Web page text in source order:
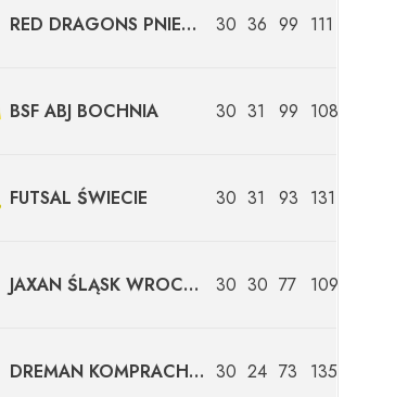
RED DRAGONS PNIEWY 30 36 99 111
BSF ABJ BOCHNIA 30 31 99 108
FUTSAL ŚWIECIE 30 31 93 131
JAXAN ŚLĄSK WROCŁAW 30 30 77 109
DREMAN KOMPRACHCICE 30 24 73 135